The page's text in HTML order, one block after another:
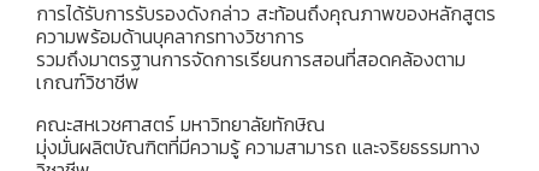
การได้รับการรับรองดังกล่าว สะท้อนถึงคุณภาพของหลักสูตร
ความพร้อมด้านบุคลากรทางวิชาการ
รวมถึงมาตรฐานการจัดการเรียนการสอนที่สอดคล้องตาม
เกณฑ์วิชาชีพ
คณะสหเวชศาสตร์ มหาวิทยาลัยทักษิณ
มุ่งมั่นผลิตบัณฑิตที่มีความรู้ ความสามารถ และจริยธรรมทาง